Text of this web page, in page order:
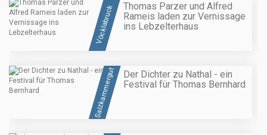
Vöcklabruck
Thomas Parzer und Alfred
Rameis laden zur Vernissage
ins Lebzelterhaus
Salzkammergut
Der Dichter zu Nathal - ein
Festival für Thomas Bernhard